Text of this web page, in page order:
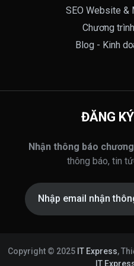
SEO Website &
Chương
Blog - Kinh
ĐĂNG
Nhận thông báo
thông báo, tin
Copyright © 2025 IT Express,
IT